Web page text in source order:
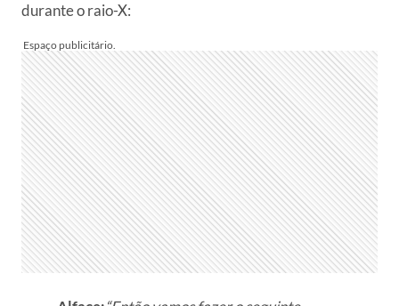
durante o raio-X: